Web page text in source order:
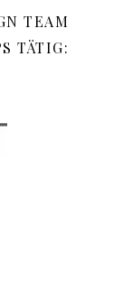
TEAM
TÄTIG: